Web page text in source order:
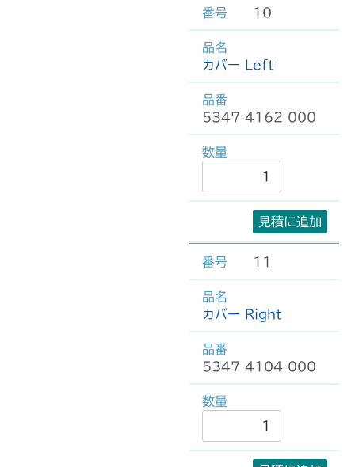
10
カバー Left
5347 4162 000
見積に追加
11
カバー Right
5347 4104 000